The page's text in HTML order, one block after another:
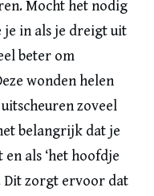
Mocht het nodig
in als je dreigt uit
beter om
wonden helen
zoveel
belangrijk dat je
als ‘het hoofdje
Dit zorgt ervoor dat